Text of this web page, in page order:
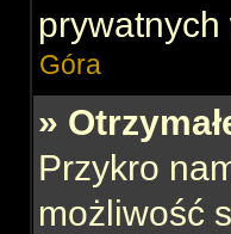
Góra
»
Przykro
możliwość